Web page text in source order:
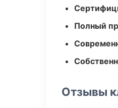
Полный
Отзывы